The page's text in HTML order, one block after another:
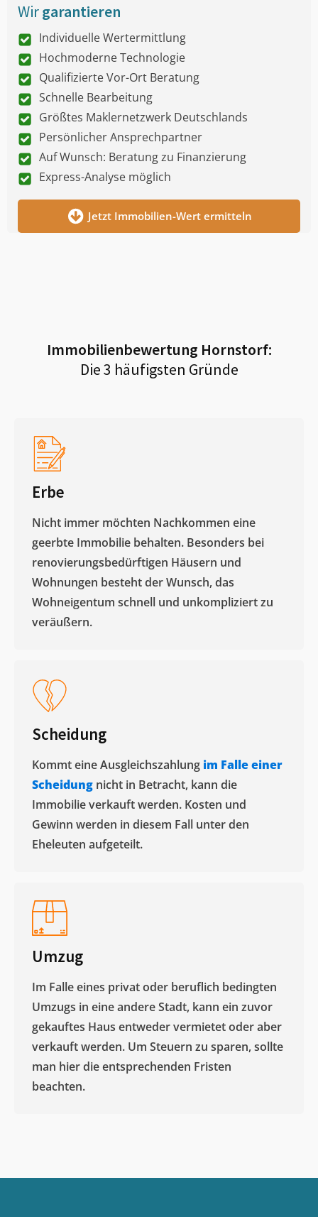
Wirgarantieren
Individuelle Wertermittlung
Hochmoderne Technologie
Qualifizierte Vor-Ort Beratung
Schnelle Bearbeitung
Größtes Maklernetzwerk Deutschlands
Persönlicher Ansprechpartner
Auf Wunsch: Beratung zu Finanzierung
Express-Analyse möglich
Jetzt Immobilien-Wert ermitteln
Immobilienbewertung Hornstorf:
Die 3 häufigsten Gründe
Erbe
Nicht immer möchten Nachkommen eine
geerbte Immobilie behalten. Besonders bei
renovierungsbedürftigen Häusern und
Wohnungen besteht der Wunsch, das
Wohneigentum schnell und unkompliziert zu
veräußern. ​
Scheidung
Kommt eine Ausgleichszahlung im Falle einer
Scheidung nicht in Betracht, kann die
Immobilie verkauft werden. Kosten und
Gewinn werden in diesem Fall unter den
Eheleuten aufgeteilt.​
Umzug
Im Falle eines privat oder beruflich bedingten
Umzugs in eine andere Stadt, kann ein zuvor
gekauftes Haus entweder vermietet oder aber
verkauft werden. Um Steuern zu sparen, sollte
man hier die entsprechenden Fristen
beachten.